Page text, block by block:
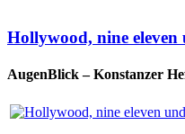
Hollywood, nine eleven
AugenBlick – Konstanzer